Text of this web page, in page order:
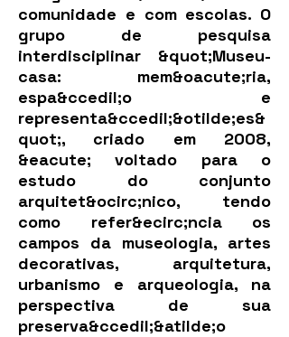
comunidade e com escolas. O
grupo de pesquisa
interdisciplinar &quot;Museu-
casa: mem&oacute;ria,
espa&ccedil;o e
representa&ccedil;&otilde;es&
quot;, criado em 2008,
&eacute; voltado para o
estudo do conjunto
arquitet&ocirc;nico, tendo
como refer&ecirc;ncia os
campos da museologia, artes
decorativas, arquitetura,
urbanismo e arqueologia, na
perspectiva de sua
preserva&ccedil;&atilde;o